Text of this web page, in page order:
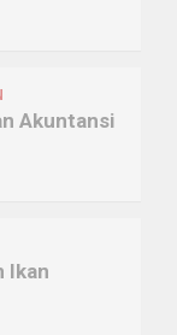
Akuntansi
Ikan